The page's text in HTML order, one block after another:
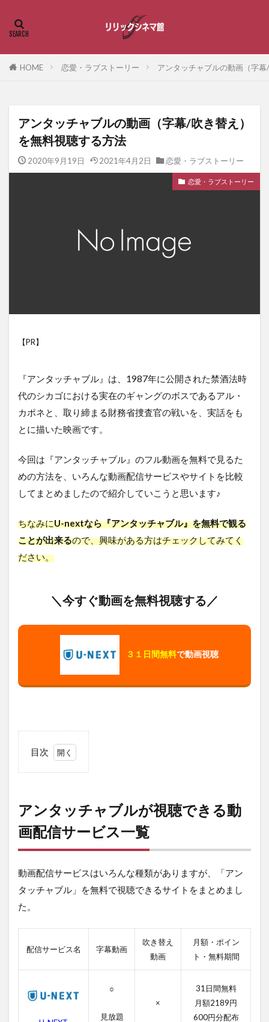
HOME 恋愛・ラブストーリー アンタッチャブルの動画（字
アンタッチャブルの動画（字幕/吹き替え）
を無料視聴する方法
2020年9月19日 2021年4月2日 恋愛・ラブストーリー
恋愛・ラブストーリー
【PR】
『アンタッチャブル』は、1987年に公開された禁酒法時
代のシカゴにおける実在のギャングのボスであるアル・
カポネと、取り締まる財務省捜査官の戦いを、実話をも
とに描いた映画です。
今回は『アンタッチャブル』のフル動画を無料で見るた
めの方法を、いろんな動画配信サービスやサイトを比較
してまとめましたので紹介していこうと思います♪
ちなみにU-nextなら『アンタッチャブル』を無料で観る
ことが出来るので、興味がある方はチェックしてみてく
ださい。
＼今すぐ動画を無料視聴する／
３１日間無料で動画視聴
目次
タ
ッ
チ
ャ
ブ
が
聴
る
画
ー
アンタッチャブルが視聴できる動
画配信サービス一覧
動画配信サービスはいろんな種類がありますが、「アン
タッチャブル」を無料で視聴できるサイトをまとめまし
た。
配信サービス名 字幕動画
吹き替え
動画
月額・ポイン
ト・無料期間
○
見放題
×
31日間無料
月額2189円
600円分配布